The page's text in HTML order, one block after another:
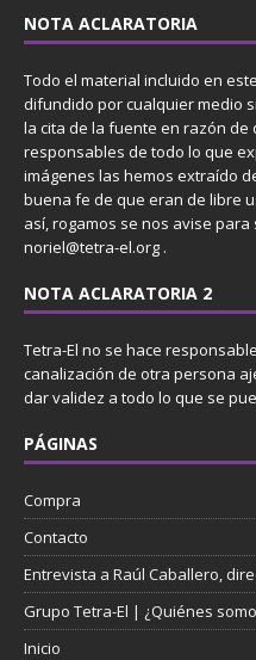
NOTA ACLARATORIA
Todo el material incluido en
difundido por cualquier medio
la cita de la fuente en razón
responsables de todo lo que
imágenes las hemos extraído
buena fe de que eran de libre
así, rogamos se nos avise
noriel@tetra-el.org .
NOTA ACLARATORIA 2
Tetra-El no se hace
canalización de otra persona
dar validez a todo lo que se
PÁGINAS
Compra
Contacto
Entrevista a Raúl Caballero,
Grupo Tetra-El | ¿Quiénes
Inicio